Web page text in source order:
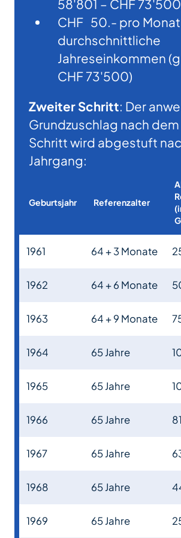
58'801 – CHF
CHF 50.- pro
durchschnittliche
Jahreseinkommen
CHF 73'500)
Zweiter Schritt: Der
Grundzuschlag nach
Schritt wird abgestuft
Jahrgang:
Geburtsjahr Referenzalter
1961 64 + 3 Monate
1962 64 + 6 Monate
1963 64 + 9 Monate
1964 65 Jahre
1965 65 Jahre
1966 65 Jahre
1967 65 Jahre
1968 65 Jahre
1969 65 Jahre